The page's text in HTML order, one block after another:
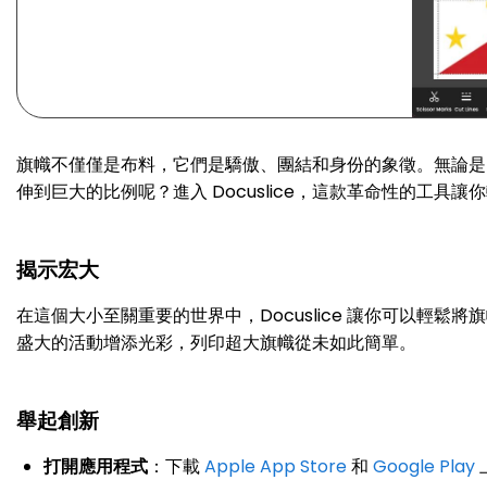
旗幟不僅僅是布料，它們是驕傲、團結和身份的象徵。無論
伸到巨大的比例呢？進入 Docuslice，這款革命性的工具讓
揭示宏大
在這個大小至關重要的世界中，Docuslice 讓你可以輕鬆將
盛大的活動增添光彩，列印超大旗幟從未如此簡單。
舉起創新
打開應用程式 ：下載Apple App Store和 Google Play